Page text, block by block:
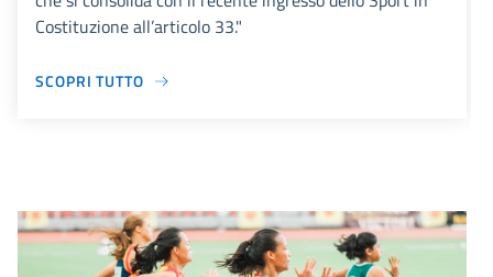
Costituzione all’articolo 33."
SCOPRI TUTTO